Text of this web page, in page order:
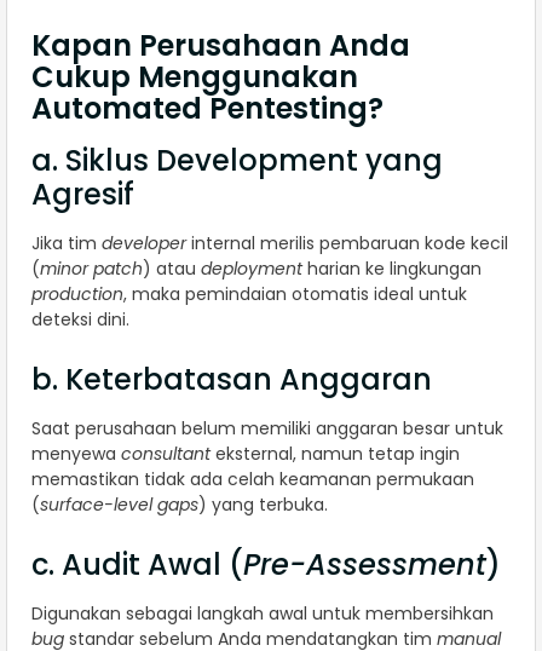
Kapan Perusahaan Anda
Cukup Menggunakan
Automated Pentesting?
a. Siklus Development yang
Agresif
Jika tim developerinternal merilis pembaruan kode kecil
(minor patch) atau deploymentharian ke lingkungan
production, maka pemindaian otomatis ideal untuk
deteksi dini.
b. Keterbatasan Anggaran
Saat perusahaan belum memiliki anggaran besar untuk
menyewa consultanteksternal, namun tetap ingin
memastikan tidak ada celah keamanan permukaan
(surface-level gaps) yang terbuka.
c. Audit Awal (Pre-Assessment)
Digunakan sebagai langkah awal untuk membersihkan
bug standar sebelum Anda mendatangkan tim manual